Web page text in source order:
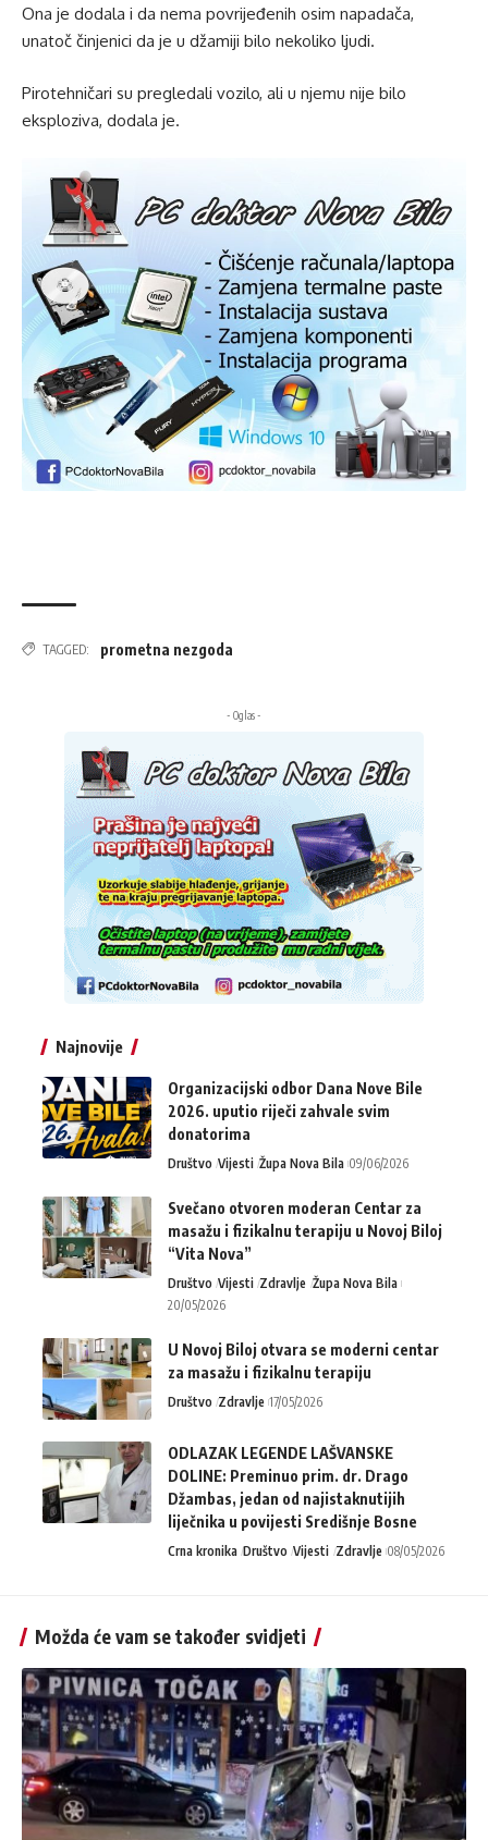
Ona je dodala i da nema povrijeđenih osim napadača,
unatoč činjenici da je u džamiji bilo nekoliko ljudi.
Pirotehničari su pregledali vozilo, ali u njemu nije bilo
eksploziva, dodala je.
TAGGED: prometna nezgoda
- Oglas -
Najnovije
Organizacijski odbor Dana Nove Bile
2026. uputio riječi zahvale svim
donatorima
Društvo Vijesti Župa Nova Bila 09/06/2026
Svečano otvoren moderan Centar za
masažu i fizikalnu terapiju u Novoj Biloj
“Vita Nova”
Društvo Vijesti Zdravlje Župa Nova Bila
20/05/2026
U Novoj Biloj otvara se moderni centar
za masažu i fizikalnu terapiju
Društvo Zdravlje 17/05/2026
ODLAZAK LEGENDE LAŠVANSKE
DOLINE: Preminuo prim. dr. Drago
Džambas, jedan od najistaknutijih
liječnika u povijesti Središnje Bosne
Crna kronika Društvo Vijesti Zdravlje 08/05/2026
Možda će vam se također svidjeti